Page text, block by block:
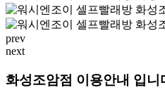
prev
next
화성조암점 이용안내 입니